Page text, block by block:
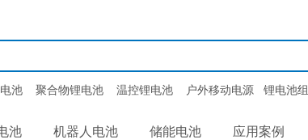
池 聚合物锂电池 温控锂电池 户外移动电源 锂电池组
池 机器人电池 储能电池 应用案例